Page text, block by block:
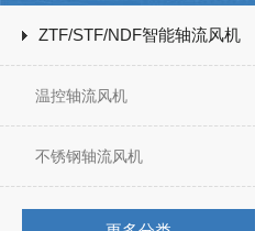
ZTF/STF/NDF智能轴流风机
温控轴流风机
不锈钢轴流风机